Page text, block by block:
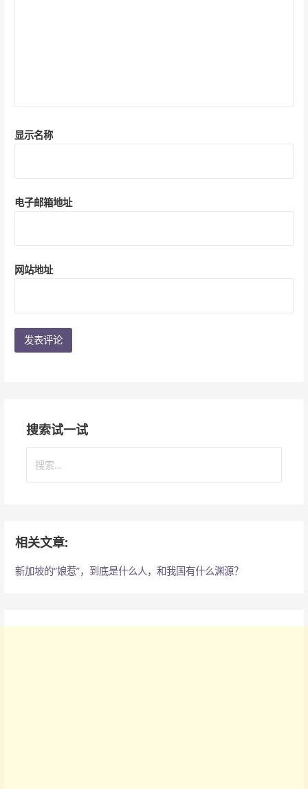
显示名称
电子邮箱地址
网站地址
搜索试一试
索
相关文章:
新加坡的“娘惹”，到底是什么人，和我国有什么渊源？